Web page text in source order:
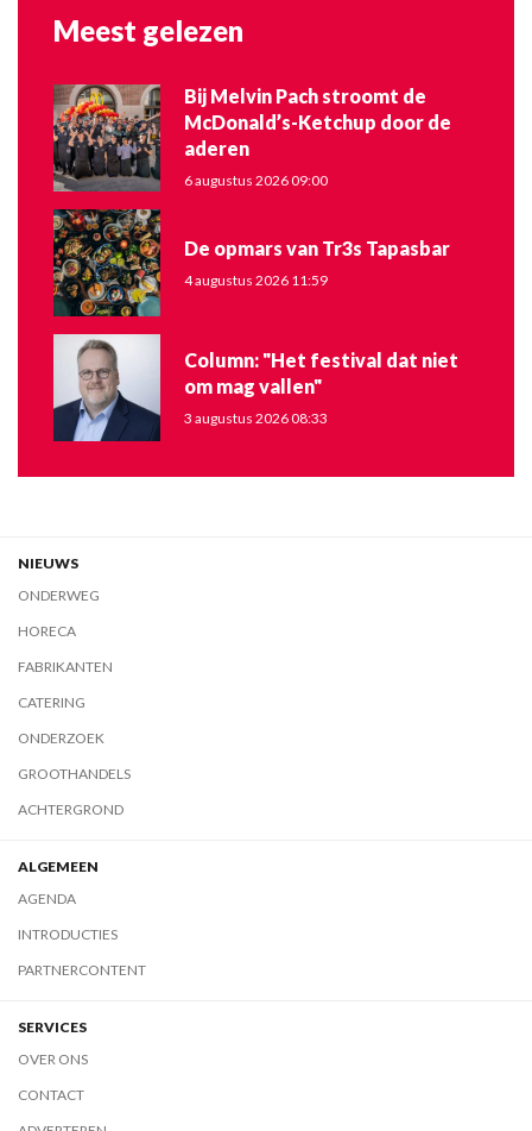
Meest gelezen
Bij Melvin Pach stroomt de
McDonald’s-Ketchup door de
aderen
6 augustus 2026 09:00
De opmars van Tr3s Tapasbar
4 augustus 2026 11:59
Column: "Het festival dat niet
om mag vallen"
3 augustus 2026 08:33
NIEUWS
ONDERWEG
HORECA
FABRIKANTEN
CATERING
ONDERZOEK
GROOTHANDELS
ACHTERGROND
ALGEMEEN
AGENDA
INTRODUCTIES
PARTNERCONTENT
SERVICES
OVER ONS
CONTACT